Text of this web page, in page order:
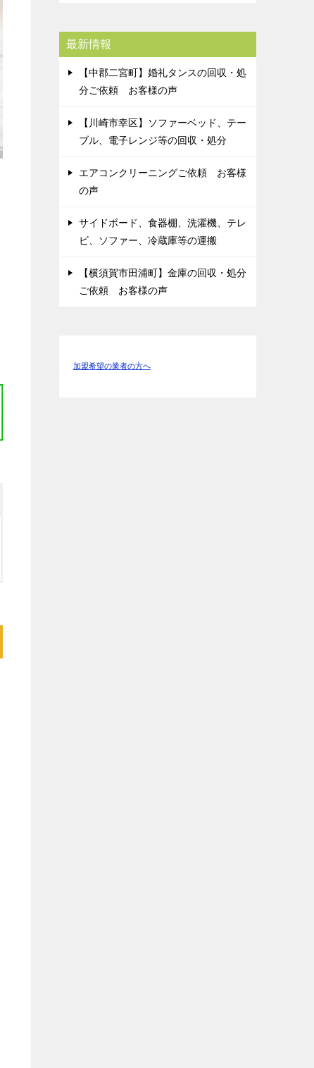
最新情報
【中郡二宮町】婚礼タンスの回収・処
分ご依頼 お客様の声
【川崎市幸区】ソファーベッド、テー
ブル、電子レンジ等の回収・処分
エアコンクリーニングご依頼 お客様
の声
サイドボード、食器棚、洗濯機、テレ
ビ、ソファー、冷蔵庫等の運搬
【横須賀市田浦町】金庫の回収・処分
ご依頼 お客様の声
加盟希望の業者の方へ